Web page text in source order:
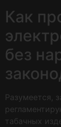
Как
без
Разумеется,
табачных